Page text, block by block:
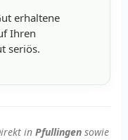
erhaltene
Ihren
seriös.
in Pfullingensowie